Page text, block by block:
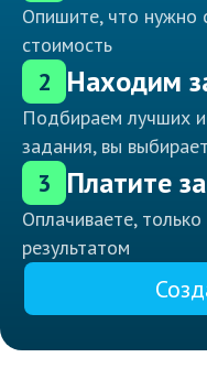
Опишите, что нужно
стоимость
2 Находим
Подбираем лучших
задания, вы
3 Платите
Оплачиваете,
результатом